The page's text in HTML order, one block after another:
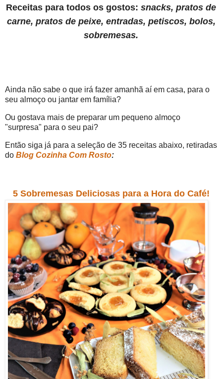
Receitas para todos os gostos: snacks, pratos de
carne, pratos de peixe, entradas, petiscos, bolos,
sobremesas.
Ainda não sabe o que irá fazer amanhã aí em casa, para o
seu almoço ou jantar em família?
Ou gostava mais de preparar um pequeno almoço
"surpresa" para o seu pai?
Então siga já para a seleção de 35 receitas abaixo, retiradas
do Blog Cozinha Com Rosto:
5 Sobremesas Deliciosas para a Hora do Café!